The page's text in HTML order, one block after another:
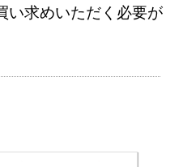
い求めいただく必要が